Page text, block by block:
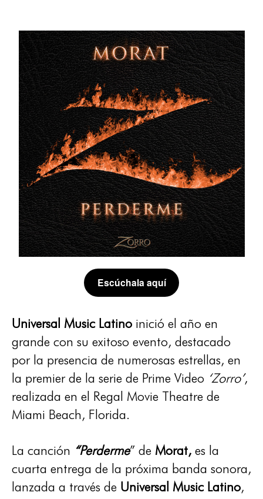
Escúchala aquí
Universal Music Latino inició el año en
grande con su exitoso evento, destacado
por la presencia de numerosas estrellas, en
la premier de la serie de Prime Video ‘Zorro’,
realizada en el Regal Movie Theatre de
Miami Beach, Florida.
La canción “Perderme” de Morat, es la
cuarta entrega de la próxima banda sonora,
lanzada a través de Universal Music Latino,